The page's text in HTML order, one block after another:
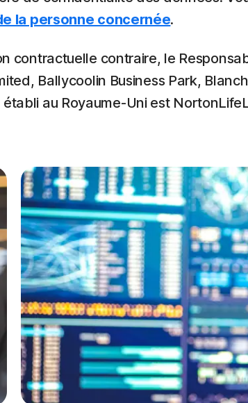
la personne concernée.
contractuelle contraire, le
Ballycoolin Business Park,
au Royaume-Uni est